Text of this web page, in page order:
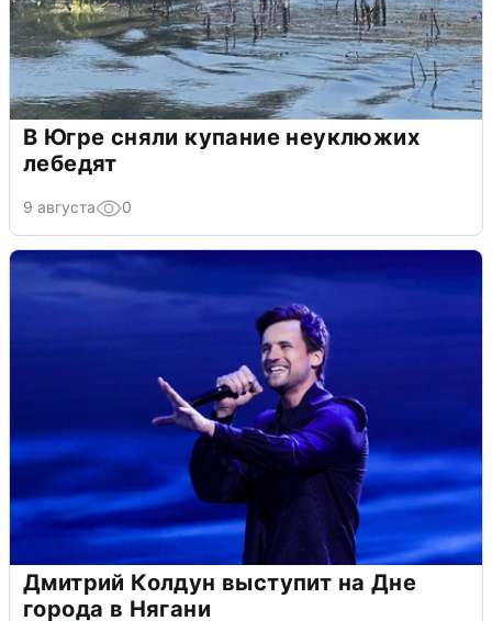
В Югре сняли купание неуклюжих
лебедят
9 августа 0
Дмитрий Колдун выступит на Дне
города в Нягани